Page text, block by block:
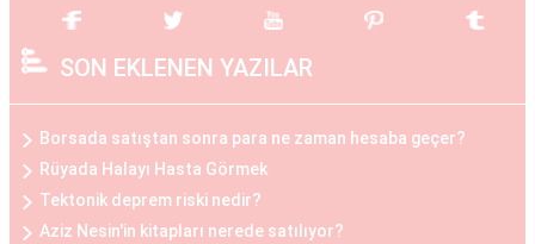
çekici bir görünüm elde etmek isteyen kadınlar
arasında popülerdir.
Göğüs Küçültme Estetiği
Büyük göğüslerin neden olduğu fiziksel
rahatsızlıklar veya estetik kaygılar nedeniyle bazı
kadınlar, göğüs küçültme estetiğini tercih
SON EKLENEN YAZILAR
Borsada satıştan sonra para ne zaman hesaba geçer?
Rüyada Halayı Hasta Görmek
Tektonik deprem riski nedir?
Aziz Nesin'in kitapları nerede satılıyor?